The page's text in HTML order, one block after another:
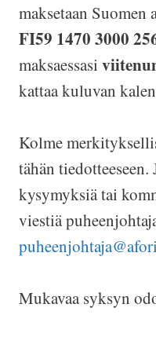
maksetaan
FI59 1470 3000
maksaessasi
kattaa kuluvan
Kolme
tähän
kysymyksiä tai
viestiä
Mukavaa syksyn